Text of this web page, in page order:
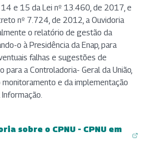
e 15 da Lei nº 13.460, de 2017, e
nº 7.724, de 2012, a Ouvidoria
o relatório de gestão da
o à Presidência da Enap, para
falhas e sugestões de
para a Controladoria- Geral da União,
e da implementação
sobre o CPNU - CPNU em